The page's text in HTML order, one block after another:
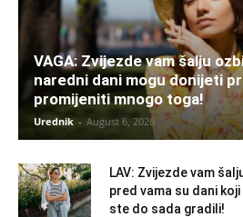
VAGA: Zvijezde vam šalju
naredni dani mogu donijeti
promijeniti mnogo toga!
Urednik - August 6, 2026
LAV: Zvijezde vam
pred vama su dani
ste do sada gradili!